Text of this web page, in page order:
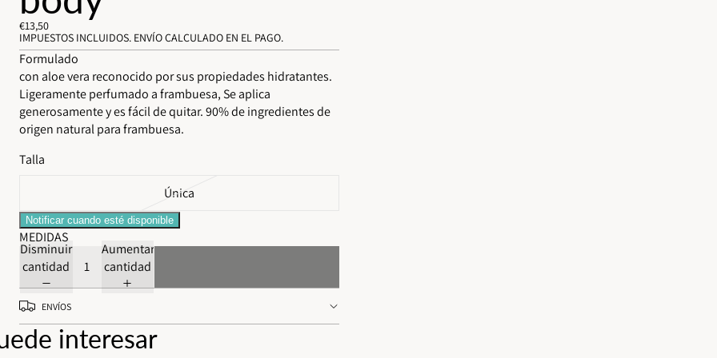
€13,50
IMPUESTOS INCLUIDOS. ENVÍO CALCULADO EN EL PAGO.
Formulado
con aloe vera reconocido por sus propiedades hidratantes.
Ligeramente perfumado a frambuesa, Se aplica
generosamente y es fácil de quitar. 90% de ingredientes de
origen natural para frambuesa.
Talla
Única
Notificar cuando esté disponible
MEDIDAS
Disminuir
cantidad
Aumentar
cantidad
ENVÍOS
interesar